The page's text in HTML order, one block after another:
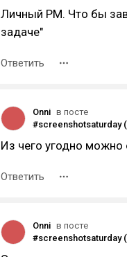
Личный PM. Что бы
задаче"
Ответить
Onni в посте
Из чего угодно можно
Ответить
Onni в посте